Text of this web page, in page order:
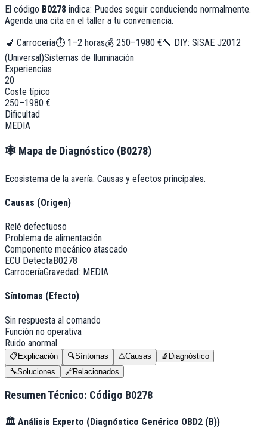
El código B0278 indica: Puedes seguir conduciendo normalmente.
Agenda una cita en el taller a tu conveniencia.
💺 Carrocería⏱ 1–2 horas💰 250–1980 €🔨 DIY: SíSAE J2012
(Universal)Sistemas de Iluminación
Experiencias
20
Coste típico
250–1980 €
Dificultad
MEDIA
🕸️ Mapa de Diagnóstico (B0278)
Ecosistema de la avería: Causas y efectos principales.
Causas (Origen)
Relé defectuoso
Problema de alimentación
Componente mecánico atascado
ECU DetectaB0278
CarroceríaGravedad: MEDIA
Síntomas (Efecto)
Sin respuesta al comando
Función no operativa
Ruido anormal
📋 Explicación 🔍Síntomas ⚠️Causas 🔬 Diagnóstico
🔧Soluciones 🔗Relacionados
Resumen Técnico: Código B0278
🏛️ Análisis Experto (Diagnóstico Genérico OBD2 (B))